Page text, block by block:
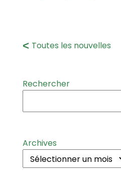
Toutes les nouvelles
Rechercher
Archives